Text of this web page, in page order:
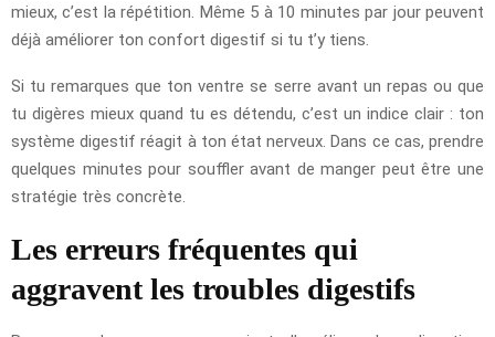
mieux, c’est la répétition. Même 5 à 10 minutes par jour peuvent
déjà améliorer ton confort digestif si tu t’y tiens.
Si tu remarques que ton ventre se serre avant un repas ou que
tu digères mieux quand tu es détendu, c’est un indice clair : ton
système digestif réagit à ton état nerveux. Dans ce cas, prendre
quelques minutes pour souffler avant de manger peut être une
stratégie très concrète.
Les erreurs fréquentes qui
aggravent les troubles digestifs